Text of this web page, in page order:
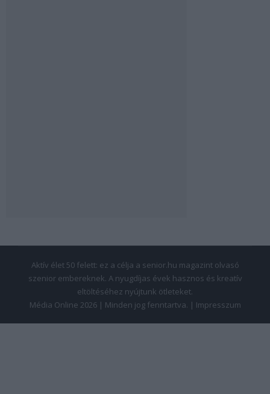
Aktív élet 50 felett: ez a célja a senior.hu magazint olvasó
szenior embereknek. A nyugdíjas évek hasznos és kreatív
eltöltéséhez nyújtunk ötleteket.
Média Online 2026 | Minden jog fenntartva. | Impresszum